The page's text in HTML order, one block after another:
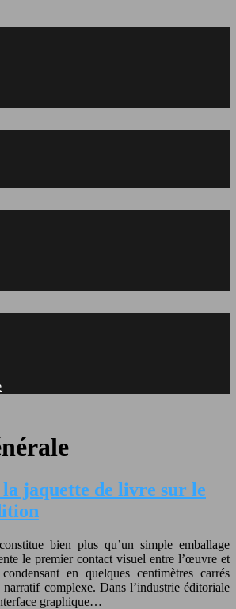
la jaquette de livre sur le
bien plus qu’un simple emballage
le premier contact visuel entre l’œuvre et
en quelques centimètres carrés
narratif complexe. Dans l’industrie éditoriale
graphique…